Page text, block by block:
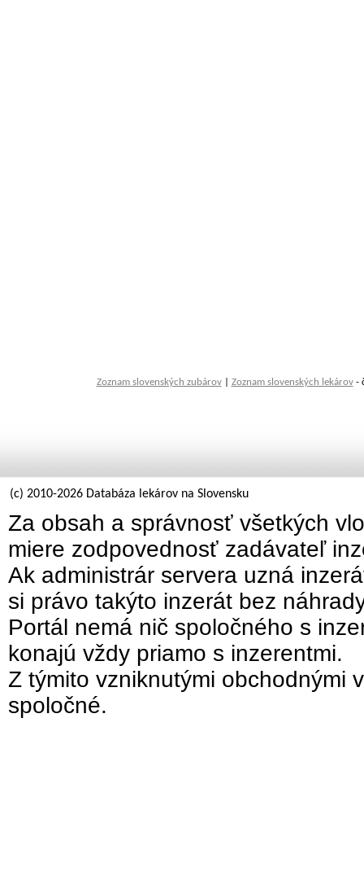
Zoznam slovenských zubárov| Zoznam slovenských lekárov-
(c) 2010-2026 Databáza lekárov na Slovensku
Za obsah a správnosť všetkých
miere zodpovednosť zadávateľ
Ak administrár servera uzná
si právo takýto inzerát bez
Portál nemá nič spoločného s
konajú vždy priamo s inzerentmi.
Z týmito vzniknutými obchodnými
spoločné.